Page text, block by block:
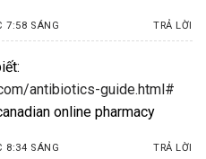
7:58 SÁNG TRẢ LỜI
antibiotics-guide.html#
online pharmacy
8:34 SÁNG TRẢ LỜI